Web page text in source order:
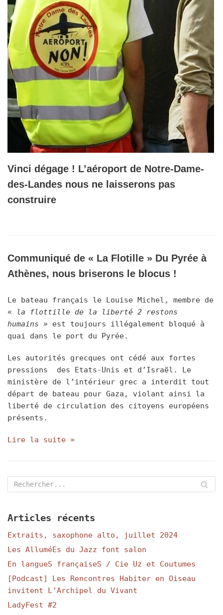
Vinci dégage ! L’aéroport de Notre-Dame-
des-Landes nous ne laisserons pas
construire
Communiqué de « La Flotille » Du Pyrée à
Athènes, nous briserons le blocus !
Le bateau français le Louise Michel, membre de
«
la flottille de la liberté 2 restons
humains » est toujours illégalement bloqué à
quai dans le port du Pyrée.
Les autorités grecques ont cédé aux fortes
pressions des Etats-Unis et d’Israël. Le
ministère de l’intérieur grec a interdit tout
départ de bateau pour Gaza, violant ainsi la
liberté de circulation des citoyens européens
présents.
Lire la suite »
Articles récents
Extraits, saxophone alto, juillet 2024
Les AlluméEs du Jazz font salon
En langueS françaiseS / Cie Uz et Coutumes
[Podcast] Les Rencontres Habiter en Oiseau
invitent L’Archipel du Vivant
LadyFest #2